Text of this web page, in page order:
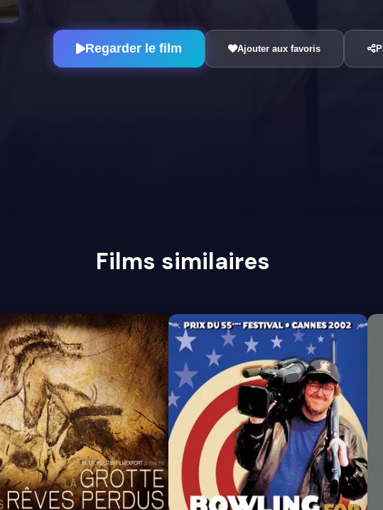
Regarder le film Ajouter aux favoris
Films similaires